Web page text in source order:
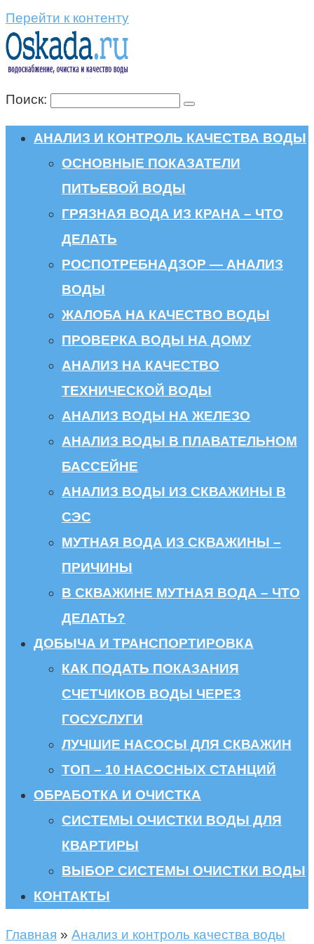
Перейти к контенту
Поиск:
АНАЛИЗ И КОНТРОЛЬ КАЧЕСТВА ВОДЫ
ОСНОВНЫЕ ПОКАЗАТЕЛИ
ПИТЬЕВОЙ ВОДЫ
ГРЯЗНАЯ ВОДА ИЗ КРАНА – ЧТО
ДЕЛАТЬ
РОСПОТРЕБНАДЗОР — АНАЛИЗ
ВОДЫ
ЖАЛОБА НА КАЧЕСТВО ВОДЫ
ПРОВЕРКА ВОДЫ НА ДОМУ
АНАЛИЗ НА КАЧЕСТВО
ТЕХНИЧЕСКОЙ ВОДЫ
АНАЛИЗ ВОДЫ НА ЖЕЛЕЗО
АНАЛИЗ ВОДЫ В ПЛАВАТЕЛЬНОМ
БАССЕЙНЕ
АНАЛИЗ ВОДЫ ИЗ СКВАЖИНЫ В
СЭС
МУТНАЯ ВОДА ИЗ СКВАЖИНЫ –
ПРИЧИНЫ
В СКВАЖИНЕ МУТНАЯ ВОДА – ЧТО
ДЕЛАТЬ?
ДОБЫЧА И ТРАНСПОРТИРОВКА
КАК ПОДАТЬ ПОКАЗАНИЯ
СЧЕТЧИКОВ ВОДЫ ЧЕРЕЗ
ГОСУСЛУГИ
ЛУЧШИЕ НАСОСЫ ДЛЯ СКВАЖИН
ТОП – 10 НАСОСНЫХ СТАНЦИЙ
ОБРАБОТКА И ОЧИСТКА
СИСТЕМЫ ОЧИСТКИ ВОДЫ ДЛЯ
КВАРТИРЫ
ВЫБОР СИСТЕМЫ ОЧИСТКИ ВОДЫ
КОНТАКТЫ
Главная » Анализ и контроль качества воды